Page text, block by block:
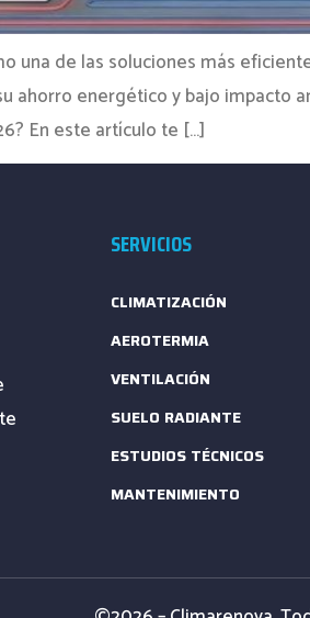
una de las soluciones más
ahorro energético y bajo impacto
En este artículo te […]
SERVICIOS
CLIMATIZACIÓN
AEROTERMIA
VENTILACIÓN
SUELO RADIANTE
ESTUDIOS TÉCNICOS
MANTENIMIENTO